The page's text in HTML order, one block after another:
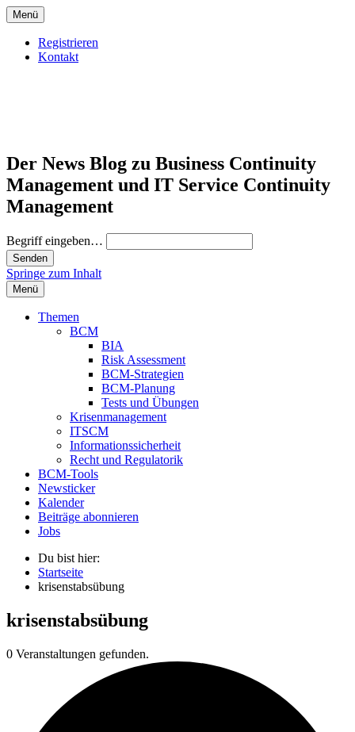
Menü
Registrieren
Kontakt
Der News Blog zu Business Continuity
Management und IT Service Continuity
Management
Begriff eingeben…
Springe zum Inhalt
Menü
Themen
BCM
BIA
Risk Assessment
BCM-Strategien
BCM-Planung
Tests und Übungen
Krisenmanagement
ITSCM
Informationssicherheit
Recht und Regulatorik
BCM-Tools
Newsticker
Kalender
Beiträge abonnieren
Jobs
Du bist hier:
Startseite
krisenstabsübung
krisenstabsübung
0 Veranstaltungen gefunden.